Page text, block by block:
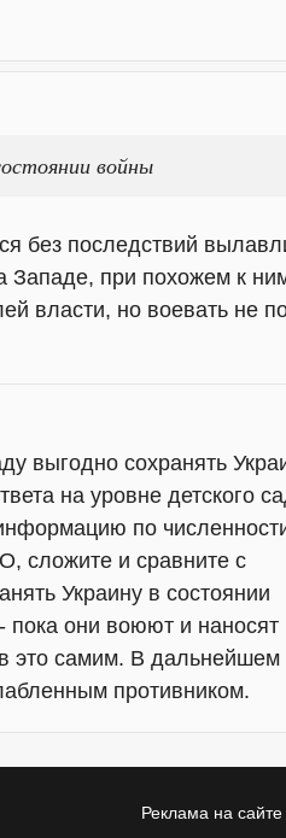
войны
без последствий
Западе, при похожем к
власти, но воевать не
выгодно сохранять
на уровне детского
по
сложите и сравните с
Украину в состоянии
пока они воюют и наносят
в это самим. В
противником.
Реклама на сайте